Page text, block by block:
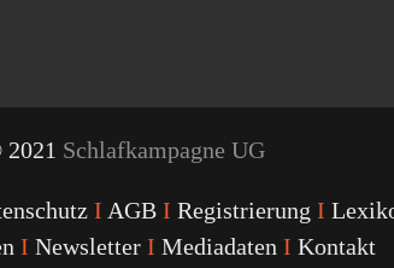
Schlafkampagne UG
I AGB I Registrierung I
I Newsletter I Mediadaten I Kontakt